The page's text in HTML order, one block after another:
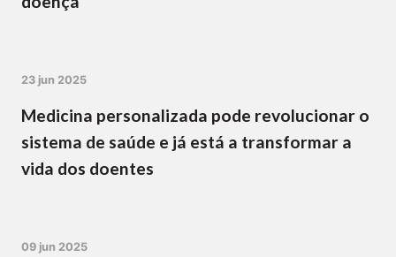
23 jun 2025
Medicina personalizada pode revolucionar o
sistema de saúde e já está a transformar a
vida dos doentes
09 jun 2025